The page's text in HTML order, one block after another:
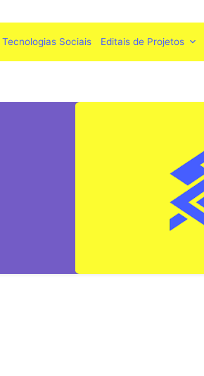
Tecnologias Sociais Editais de Projetos